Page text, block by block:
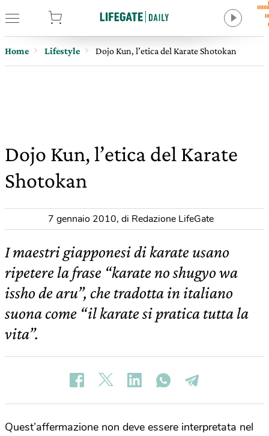
Home Lifestyle Dojo Kun, l’etica del Karate Shotokan
Dojo Kun, l’etica del Karate
Shotokan
7 gennaio 2010, di Redazione LifeGate
I maestri giapponesi di karate usano
ripetere la frase “karate no shugyo wa
issho de aru”, che tradotta in italiano
suona come “il karate si pratica tutta la
vita”.
Quest’affermazione non deve essere interpretata nel